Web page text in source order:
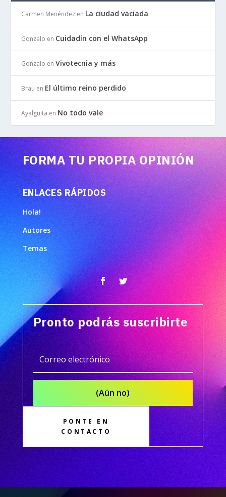
Carmen Menéndez en La ciudad vaciada
Gonzalo en Cuidadín con el WhatsApp
Gonzalo enVivotecnia y más
Brau en El último reino perdido
Ayalguita en No todo vale
FORMA TU PROPIA OPINIÓN
ENLACES RÁPIDOS
Hola!
Autores
Temas
Pronto podrás suscribirte
(Aún no)
PONTE EN
CONTACTO